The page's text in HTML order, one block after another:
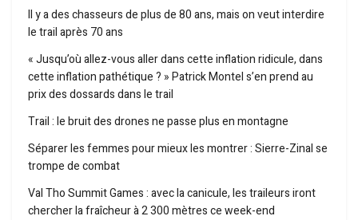
Il y a des chasseurs de plus de 80 ans, mais on veut interdire
le trail après 70 ans
« Jusqu’où allez-vous aller dans cette inflation ridicule, dans
cette inflation pathétique ? » Patrick Montel s’en prend au
prix des dossards dans le trail
Trail : le bruit des drones ne passe plus en montagne
Séparer les femmes pour mieux les montrer : Sierre-Zinal se
trompe de combat
Val Tho Summit Games : avec la canicule, les traileurs iront
chercher la fraîcheur à 2 300 mètres ce week-end